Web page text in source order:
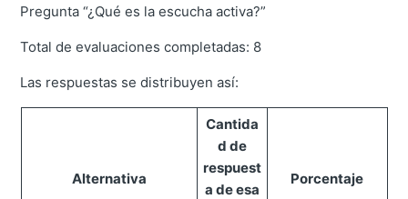
Pregunta “¿Qué es la escucha activa?”
Total de evaluaciones completadas: 8
Las respuestas se distribuyen así:
Alternativa
Cantida
d de
respuest
a de esa
Porcentaje